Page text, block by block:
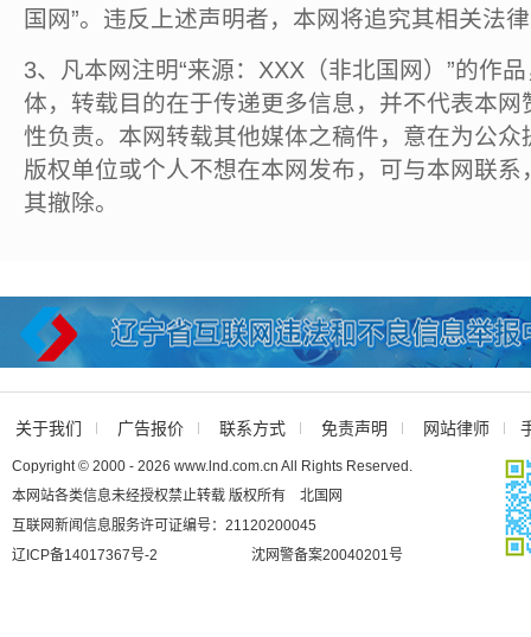
国网”。违反上述声明者，本网将追究其相关法
3、凡本网注明“来源：XXX（非北国网）”的作
体，转载目的在于传递更多信息，并不代表本
性负责。本网转载其他媒体之稿件，意在为公
版权单位或个人不想在本网发布，可与本网联
其撤除。
关于我们 广告报价 联系方式 免责声明 网站律师
Copyright © 2000 - 2026 www.lnd.com.cn All Rights Reserved.
本网站各类信息未经授权禁止转载 版权所有 北国网
互联网新闻信息服务许可证编号：21120200045
辽ICP备14017367号-2
沈网警备案20040201号